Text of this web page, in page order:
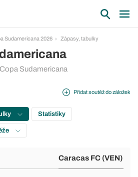
Sudamericana 2026 Zápasy, tabulky
Sudamericana
Přidat soutěž do záložek
Statistiky
Caracas FC (VEN)